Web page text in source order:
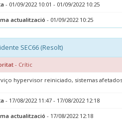
- 01/09/2022 10:01 - 01/09/2022 10:25
actualització - 01/09/2022 10:25
SEC66 (Resolt)
- Crític
hypervisor reiniciado, sistemas
- 17/08/2022 11:47 - 17/08/2022 12:18
actualització - 17/08/2022 12:18